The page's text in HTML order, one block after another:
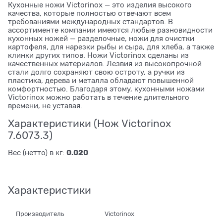
Кухонные ножи Victorinox — это изделия высокого
качества, которые полностью отвечают всем
требованиями международных стандартов. В
ассортименте компании имеются любые разновидности
кухонных ножей — разделочные, ножи для очистки
картофеля, для нарезки рыбы и сыра, для хлеба, а также
клинки других типов. Ножи Victorinox сделаны из
качественных материалов. Лезвия из высокопрочной
стали долго сохраняют свою остроту, а ручки из
пластика, дерева и металла обладают повышенной
комфортностью. Благодаря этому, кухонными ножами
Victorinox можно работать в течение длительного
времени, не уставая.
Характеристики (Нож Victorinox
7.6073.3)
Вес (нетто) в кг: 0.020
Характеристики
Производитель Victorinox